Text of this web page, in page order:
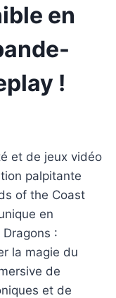
en
!
et de jeux vidéo
palpitante
of the Coast
en
Dragons :
la magie du
de
et de